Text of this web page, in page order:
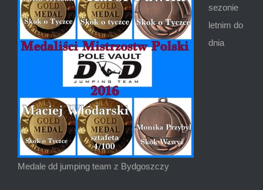
Medale dd jumping team z Bydgoszczy
sezonie
letnim do
dnia